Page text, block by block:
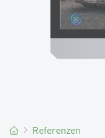
Referenzen